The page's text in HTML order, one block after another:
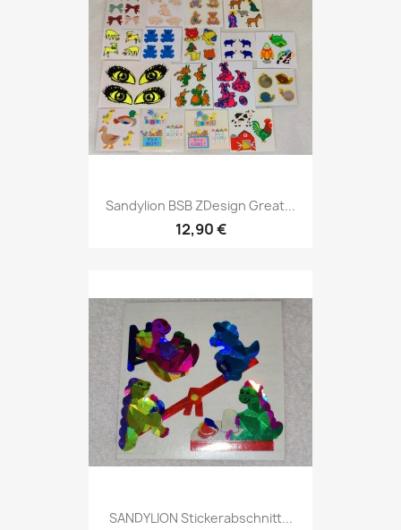
Sandylion BSB ZDesign Great...
12,90 €
SANDYLION Stickerabschnitt...